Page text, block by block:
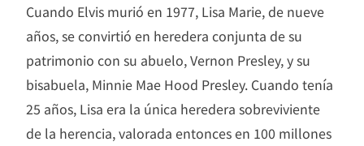
Cuando Elvis murió en 1977, Lisa Marie, de nueve
años, se convirtió en heredera conjunta de su
patrimonio con su abuelo, Vernon Presley, y su
bisabuela, Minnie Mae Hood Presley. Cuando tenía
25 años, Lisa era la única heredera sobreviviente
de la herencia, valorada entonces en 100 millones